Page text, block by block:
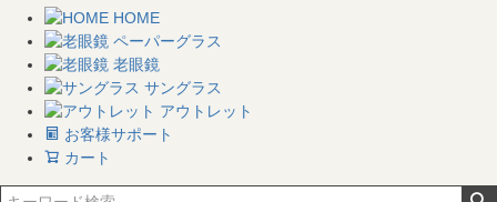
HOME
ペーパーグラス
老眼鏡
サングラス
アウトレット
お客様サポート
カート